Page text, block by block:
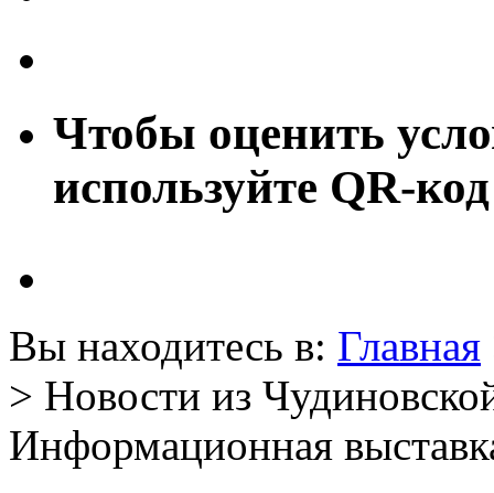
Чтобы оценить
используйте QR-код
Вы находитесь в: Главная
> Новости из
Информационная